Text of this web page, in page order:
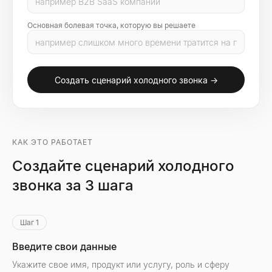
Основная болевая точка, которую вы решаете
Создать сценарий холодного звонка →
КАК ЭТО РАБОТАЕТ
Создайте сценарий холодного
звонка за 3 шага
Шаг 1
Введите свои данные
Укажите свое имя, продукт или услугу, роль и сферу